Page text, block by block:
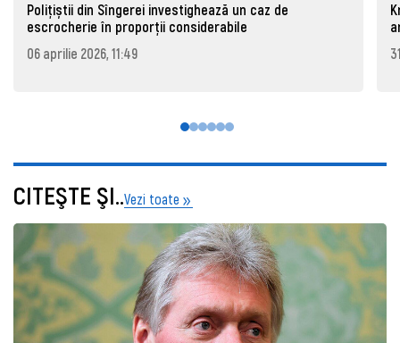
Polițiștii din Sîngerei investighează un caz de
escrocherie în proporții considerabile
06 aprilie 2026, 11:49
CITEŞTE ŞI..Vezi toate